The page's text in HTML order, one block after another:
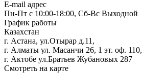
E-mail адрес
Пн-Пт с 10:00-18:00, Сб-Вс Выходной
График работы
Казахстан
г. Астана, ул.Отырар д.11,
г. Алматы ул. Масанчи 26, 1 эт. оф. 110,
г. Актобе ул.Братьев Жубановых 287
Смотреть на карте